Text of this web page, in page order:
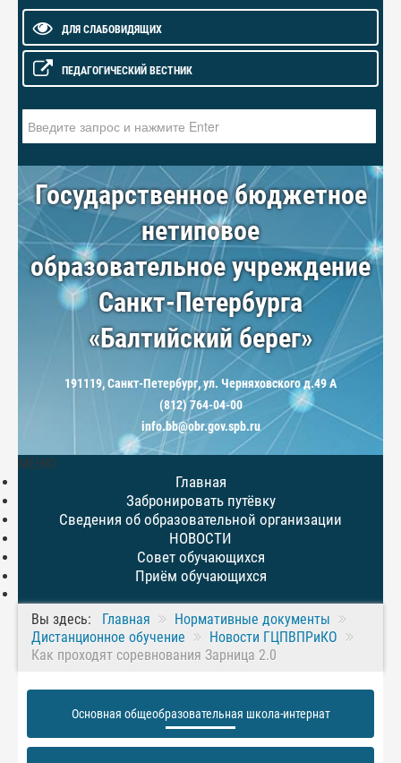
ДЛЯ СЛАБОВИДЯЩИХ
ПЕДАГОГИЧЕСКИЙ ВЕСТНИК
Государственное бюджетное
нетиповое
образовательное учреждение
Санкт-Петербурга
«Балтийский берег»
191119, Санкт-Петербург, ул. Черняховского д.49 А
(812) 764-04-00
info.bb@obr.gov.spb.ru
МЕНЮ
Главная
Забронировать путёвку
Сведения об образовательной организации
НОВОСТИ
Совет обучающихся
Приём обучающихся
Вы здесь: Главная
Нормативные документы
Дистанционное обучение
Новости ГЦПВПРиКО
Как проходят соревнования Зарница 2.0
Основная общеобразовательная школа-интернат